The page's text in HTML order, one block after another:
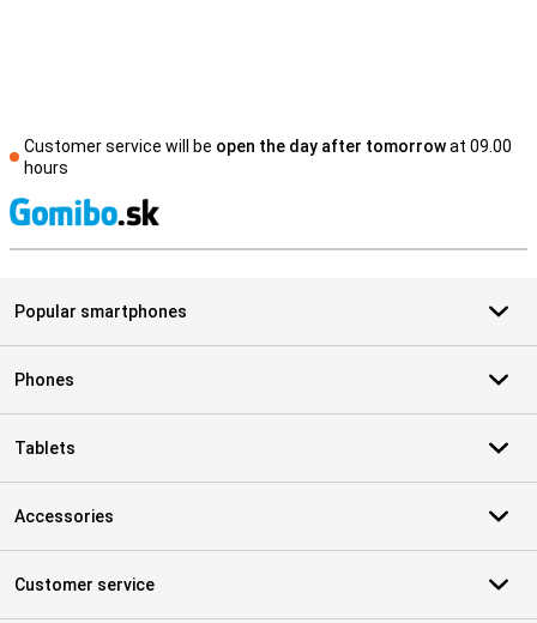
Customer service will be open the day after tomorrowat 09.00
hours
Popular smartphones
Phones
Tablets
Accessories
Customer service